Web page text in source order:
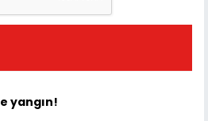
yangın!